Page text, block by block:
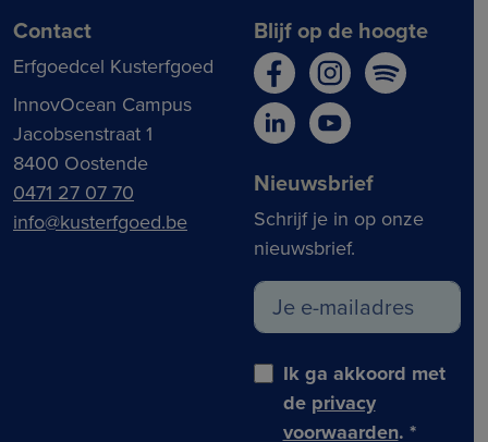
Contact
Erfgoedcel Kusterfgoed
InnovOcean Campus
Jacobsenstraat 1
8400 Oostende
0471 27 07 70
info@kusterfgoed.be
Blijf op de hoogte
Nieuwsbrief
Schrijf je in op onze
nieuwsbrief.
Ik ga akkoord met
de privacy
voorwaarden. *